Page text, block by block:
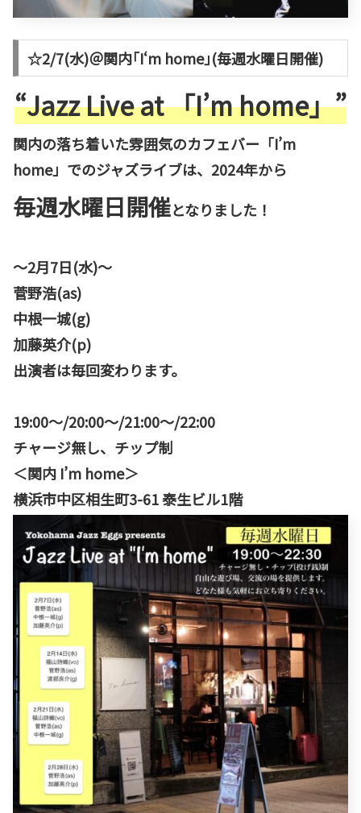
☆2/7(水)＠関内｢I‘m home｣(毎週水曜日開催)
“Jazz Live at 「I’m home」”
関内の落ち着いた雰囲気のカフェバー「I’m
home」でのジャズライブは、2024年から
毎週水曜日開催となりました！
～2月7日(水)～
菅野浩(as)
中根一城(g)
加藤英介(p)
出演者は毎回変わります。
19:00〜/20:00〜/21:00〜/22:00
チャージ無し、チップ制
＜関内 I’m home＞
横浜市中区相生町3-61 泰生ビル1階